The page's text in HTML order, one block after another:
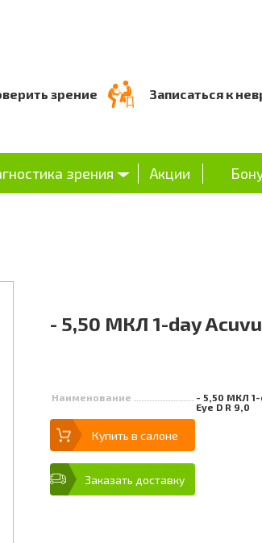
зрение Записаться к
зрения Акции
- 5,50 МКЛ 1-day
Наименование
- 5,50 МКЛ
Eye D R 9,0
Купить в салоне
Заказать доставку